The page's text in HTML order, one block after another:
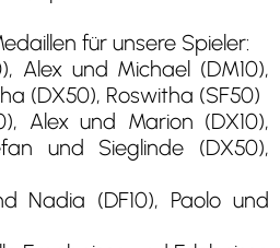
für unsere Spieler:
Alex und Michael (DM10),
(DX50), Roswitha (SF50)
Alex und Marion (DX10),
und Sieglinde (DX50),
Nadia (DF10), Paolo und